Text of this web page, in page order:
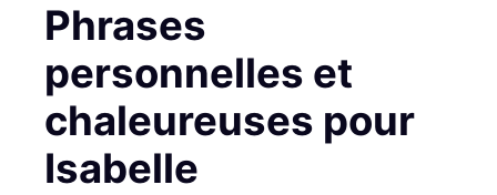
Phrases
personnelles et
chaleureuses pour
Isabelle